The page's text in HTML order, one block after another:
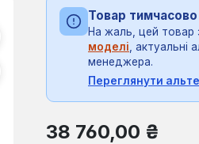
Товар тимчасово
На жаль, цей товар
моделі , актуальні
менеджера.
Переглянути
Звичайна ціна:
38 760,00 ₴